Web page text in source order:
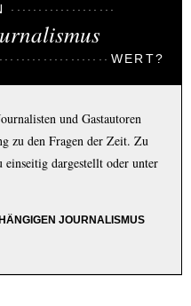
WERT?
und Gastautoren
zu den Fragen der Zeit. Zu
dargestellt oder unter
JOURNALISMUS